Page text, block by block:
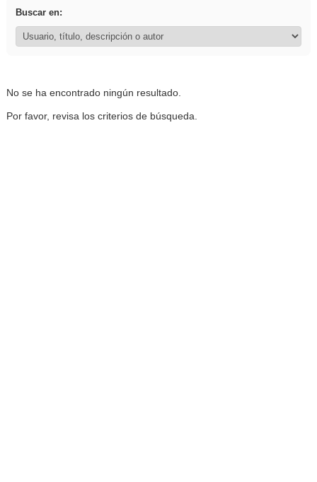
Buscar en:
No se ha encontrado ningún resultado.
Por favor, revisa los criterios de búsqueda.